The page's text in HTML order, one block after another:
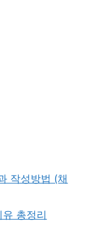
작성방법 (채
총정리